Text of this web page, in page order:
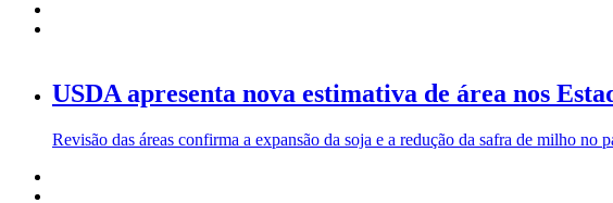
USDA apresenta nova estimativa de área nos
Revisão das áreas confirma a expansão da soja e a redução da safra de milho no